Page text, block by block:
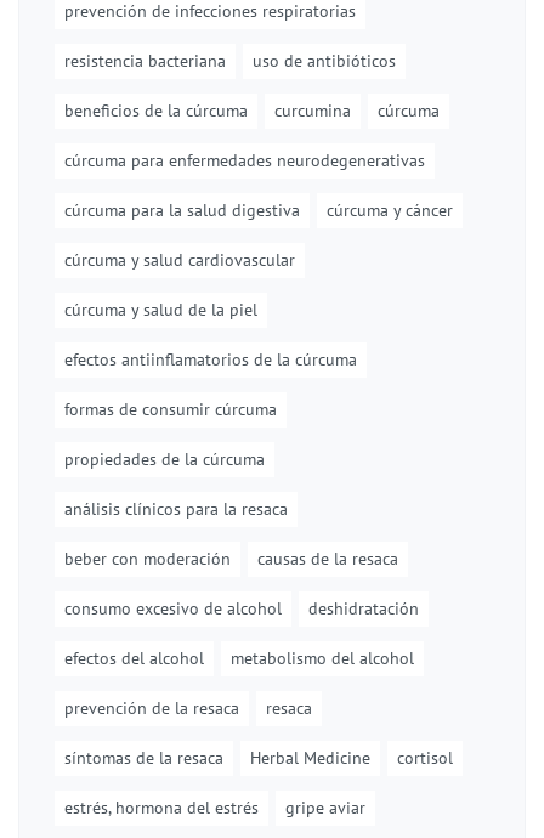
prevención de infecciones respiratorias
resistencia bacteriana uso de antibióticos
beneficios de la cúrcuma curcumina cúrcuma
cúrcuma para enfermedades neurodegenerativas
cúrcuma para la salud digestiva cúrcuma y cáncer
cúrcuma y salud cardiovascular
cúrcuma y salud de la piel
efectos antiinflamatorios de la cúrcuma
formas de consumir cúrcuma
propiedades de la cúrcuma
análisis clínicos para la resaca
beber con moderación causas de la resaca
consumo excesivo de alcohol deshidratación
efectos del alcohol metabolismo del alcohol
prevención de la resaca resaca
síntomas de la resaca Herbal Medicine cortisol
estrés, hormona del estrés gripe aviar